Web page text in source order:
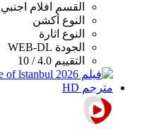
القسم
افلام اجنبي
النوع أكشن
النوع اثارة
الجودة WEB-DL
التقييم 4.0 / 10